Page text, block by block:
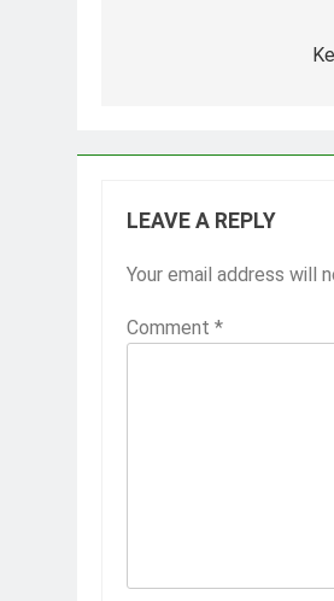
LEAVE A REPLY
Your email address will
Comment *